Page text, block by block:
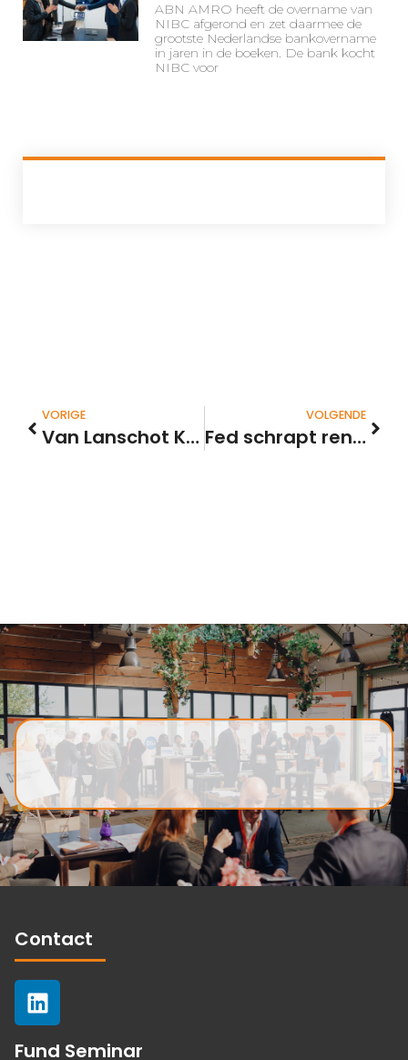
ABN AMRO heeft de overname van
NIBC afgerond en zet daarmee de
grootste Nederlandse bankovername
in jaren in de boeken. De bank kocht
NIBC voor
VORIGE
Van Lanschot Kempen nieuwe fiduciair manager Pensioenfonds Haskoning
VOLGENDE
Fed schrapt renteverlagingssignalen onder druk van inflatie
Contact
Fund Seminar